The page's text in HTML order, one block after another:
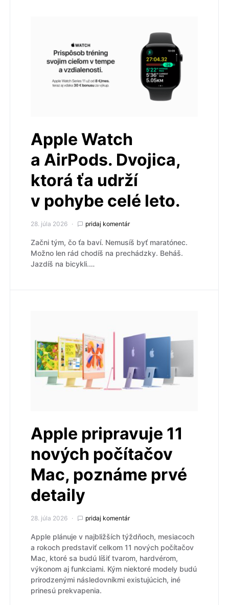
Apple Watch
a AirPods. Dvojica,
ktorá ťa udrží
v pohybe celé leto.
28. júla 2026 pridaj komentár
Začni tým, čo ťa baví. Nemusíš byť maratónec.
Možno len rád chodíš na prechádzky. Beháš.
Jazdíš na bicykli.…
Apple pripravuje 11
nových počítačov
Mac, poznáme prvé
detaily
28. júla 2026 pridaj komentár
Apple plánuje v najbližších týždňoch, mesiacoch
a rokoch predstaviť celkom 11 nových počítačov
Mac, ktoré sa budú líšiť tvarom, hardvérom,
výkonom aj funkciami. Kým niektoré modely budú
prirodzenými následovníkmi existujúcich, iné
prinesú prekvapenia.